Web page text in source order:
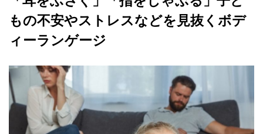
もの不安やストレスなどを見抜くボデ
ィーランゲージ